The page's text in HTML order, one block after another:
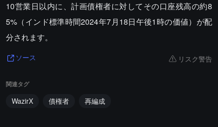
10営業日以内に、計画債権者に対してその口座残高の約8
5%（インド標準時間2024年7月18日午後1時の価値）が配
分されます。
ソース リスク警告
関連タグ
WazirX 債権者 再編成